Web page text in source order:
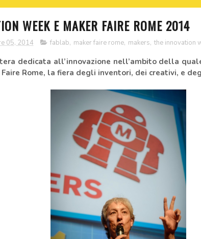
WEEK E MAKER FAIRE ROME 2014
05, 2014 fablab, maker faire rome, makers, the innovation
dedicata all’innovazione nell’ambito della
Faire Rome, la fiera degli inventori, dei creativi, e